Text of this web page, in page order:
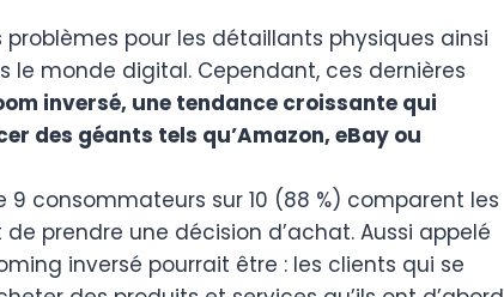
pour les détaillants physiques ainsi
le monde digital. Cependant, ces dernières
inversé, une tendance croissante qui
des géants tels qu’Amazon, eBay ou
9 consommateurs sur 10 (88 %) comparent les
prendre une décision d’achat. Aussi appelé
inversé pourrait être : les clients qui se